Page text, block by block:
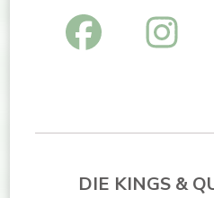
DIE KINGS &